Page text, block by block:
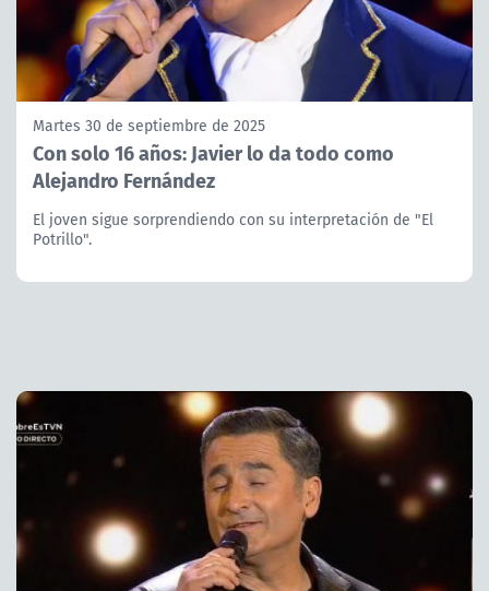
Martes 30 de septiembre de 2025
Con solo 16 años: Javier lo da todo como
Alejandro Fernández
El joven sigue sorprendiendo con su interpretación de "El
Potrillo".